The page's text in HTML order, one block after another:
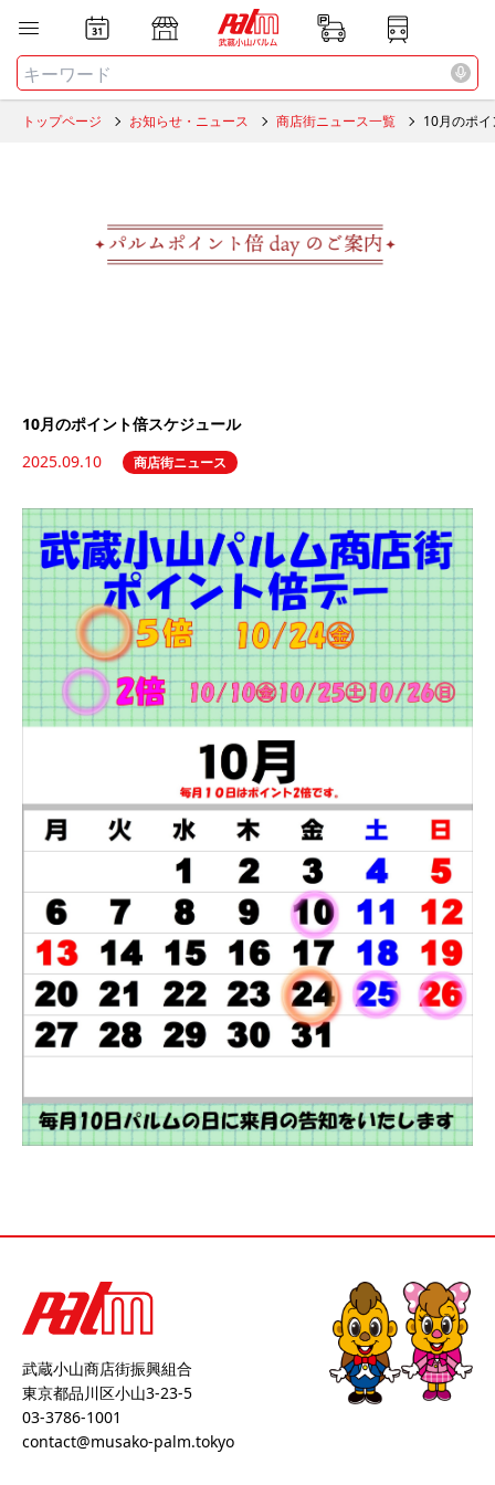
お店 ニュース 全て 検索する
トップページ お知らせ・ニュース 商店街ニュース一覧 10月のポ
10月のポイント倍スケジュール
2025.09.10
商店街ニュース
武蔵小山商店街振興組合
東京都品川区小山3-23-5
03-3786-1001
contact@musako-palm.tokyo